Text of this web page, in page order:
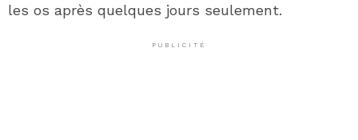
les os après quelques jours seulement.
PUBLICITÉ